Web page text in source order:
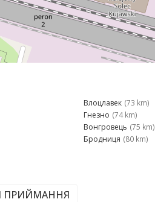
Влоцлавек (73 km)
Гнезно (74 km)
Вонгровець (75 km)
Бродниця (80 km)
ПРИЙМАННЯ